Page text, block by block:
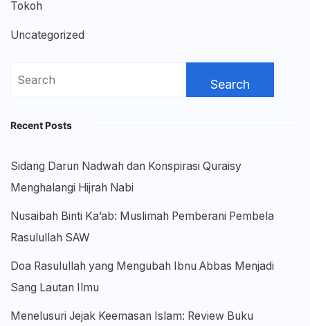
Tokoh
Uncategorized
Search
Recent Posts
Sidang Darun Nadwah dan Konspirasi Quraisy
Menghalangi Hijrah Nabi
Nusaibah Binti Ka’ab: Muslimah Pemberani Pembela
Rasulullah SAW
Doa Rasulullah yang Mengubah Ibnu Abbas Menjadi
Sang Lautan Ilmu
Menelusuri Jejak Keemasan Islam: Review Buku